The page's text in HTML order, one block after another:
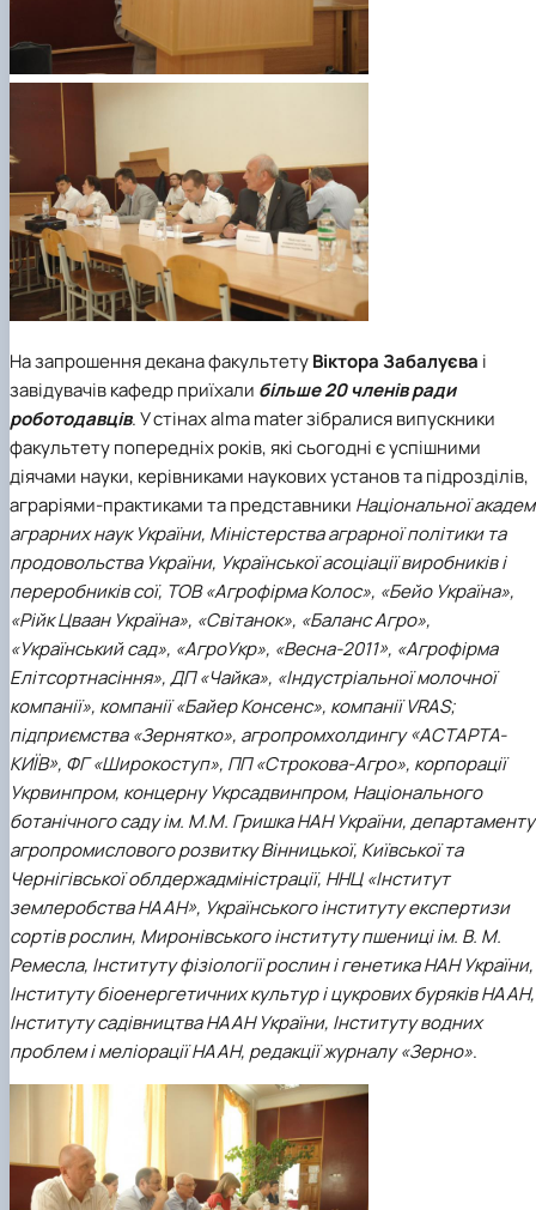
На запрошення декана факультетуВіктора Забалуєва і
завідувачів кафедр приїхали більше 20 членів ради
роботодавців. У стінах alma mater зібралися випускники
факультету попередніх років, які сьогодні є успішними
діячами науки, керівниками наукових установ та підрозділів,
аграріями-практиками та представники Національної
аграрних наук України, Міністерства аграрної політики та
продовольства України, Української асоціації виробників і
переробників сої, ТОВ «Агрофірма Колос», «Бейо Україна»,
«Рійк Цваан Україна», «Світанок», «Баланс Агро»,
«Український сад», «АгроУкр», «Весна-2011», «Агрофірма
Елітсортнасіння», ДП «Чайка», «Індустріальної молочної
компанії», компанії «Байер Консенс», компанії VRAS;
підприємства «Зернятко», агропромхолдингу «АСТАРТА-
КИЇВ», ФГ «Широкоступ», ПП «Строкова-Агро», корпорації
Укрвинпром, концерну Укрсадвинпром, Національного
ботанічного саду ім. М.М. Гришка НАН України, департаменту
агропромислового розвитку Вінницької, Київської та
Чернігівської облдержадміністрації, ННЦ «Інститут
землеробства НААН», Українського інституту експертизи
сортів рослин, Миронівського інституту пшениці ім. В. М.
Ремесла, Інституту фізіології рослин і генетика НАН України,
Інституту біоенергетичних культур і цукрових буряків НААН,
Інституту садівництва НААН України, Інституту водних
проблем і меліорації НААН, редакції журналу «Зерно».